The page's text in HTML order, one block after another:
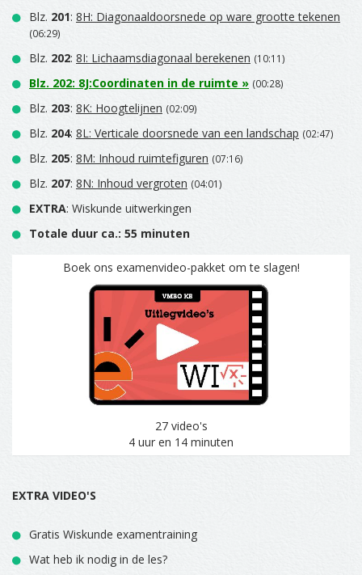
Blz. 201: 8H: Diagonaaldoorsnede op ware grootte tekenen
(06:29)
Blz. 202: 8I: Lichaamsdiagonaal berekenen (10:11)
Blz. 202: 8J:Coordinaten in de ruimte » (00:28)
Blz. 203: 8K: Hoogtelijnen (02:09)
Blz. 204: 8L: Verticale doorsnede van een landschap (02:47)
Blz. 205: 8M: Inhoud ruimtefiguren (07:16)
Blz. 207: 8N: Inhoud vergroten (04:01)
EXTRA: Wiskunde uitwerkingen
Totale duur ca.: 55 minuten
Boek ons examenvideo-pakket om te slagen!
27 video's
4 uur en 14 minuten
EXTRA VIDEO'S
Gratis Wiskunde examentraining
Wat heb ik nodig in de les?